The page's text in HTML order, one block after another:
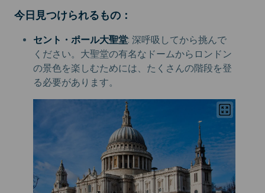
今日見つけられるもの：
セント・ポール大聖堂: 深呼吸してから挑んで
ください。大聖堂の有名なドームからロンドン
の景色を楽しむためには、たくさんの階段を登
る必要があります。